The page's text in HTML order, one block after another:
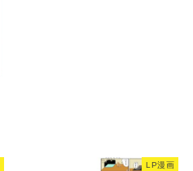
LP漫画